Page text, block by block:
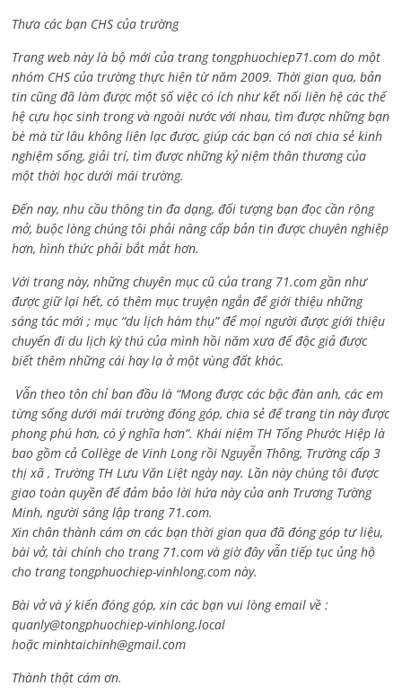
Thưa các bạn CHS của trường
Trang web này là bộ mới của trang tongphuochiep71.com do một
nhóm CHS của trường thực hiện từ năm 2009. Thời gian qua, bản
tin cũng đã làm được một số việc có ích như kết nối liên hệ các thế
hệ cựu học sinh trong và ngoài nước với nhau, tìm được những bạn
bè mà từ lâu không liên lạc được, giúp các bạn có nơi chia sẻ kinh
nghiệm sống, giải trí, tìm được những kỷ niệm thân thương của
một thời học dưới mái trường.
Đến nay, nhu cầu thông tin đa dạng, đối tượng bạn đọc cần rộng
mở, buộc lòng chúng tôi phải nâng cấp bản tin được chuyên nghiệp
hơn, hình thức phải bắt mắt hơn.
Với trang này, những chuyên mục cũ của trang 71.com gần như
được giữ lại hết, có thêm mục truyện ngắn để giới thiệu những
sáng tác mới ; mục “du lịch hàm thụ” để mọi người được giới thiệu
chuyến đi du lịch kỳ thú của mình hồi năm xưa để độc giả được
biết thêm những cái hay lạ ở một vùng đất khác.
Vẫn theo tôn chỉ ban đầu là “Mong được các bậc đàn anh, các em
từng sống dưới mái trường đóng góp, chia sẻ để trang tin này được
phong phú hơn, có ý nghĩa hơn”. Khái niệm TH Tống Phước Hiệp là
bao gồm cả Collège de Vinh Long rồi Nguyễn Thông, Trường cấp 3
thị xã , Trường TH Lưu Văn Liệt ngày nay. Lần này chúng tôi được
giao toàn quyền để đảm bảo lời hứa này của anh Trương Tường
Minh, người sáng lập trang 71.com.
Xin chân thành cám ơn các bạn thời gian qua đã đóng góp tư liệu,
bài vở, tài chính cho trang 71.com và giờ đây vẫn tiếp tục ủng hộ
cho trang tongphuochiep-vinhlong.com này.
Bài vở và ý kiến đóng góp, xin các bạn vui lòng email về :
quanly@tongphuochiep-vinhlong.local
hoặcminhtaichinh@gmail.com
Thành thật cám ơn.